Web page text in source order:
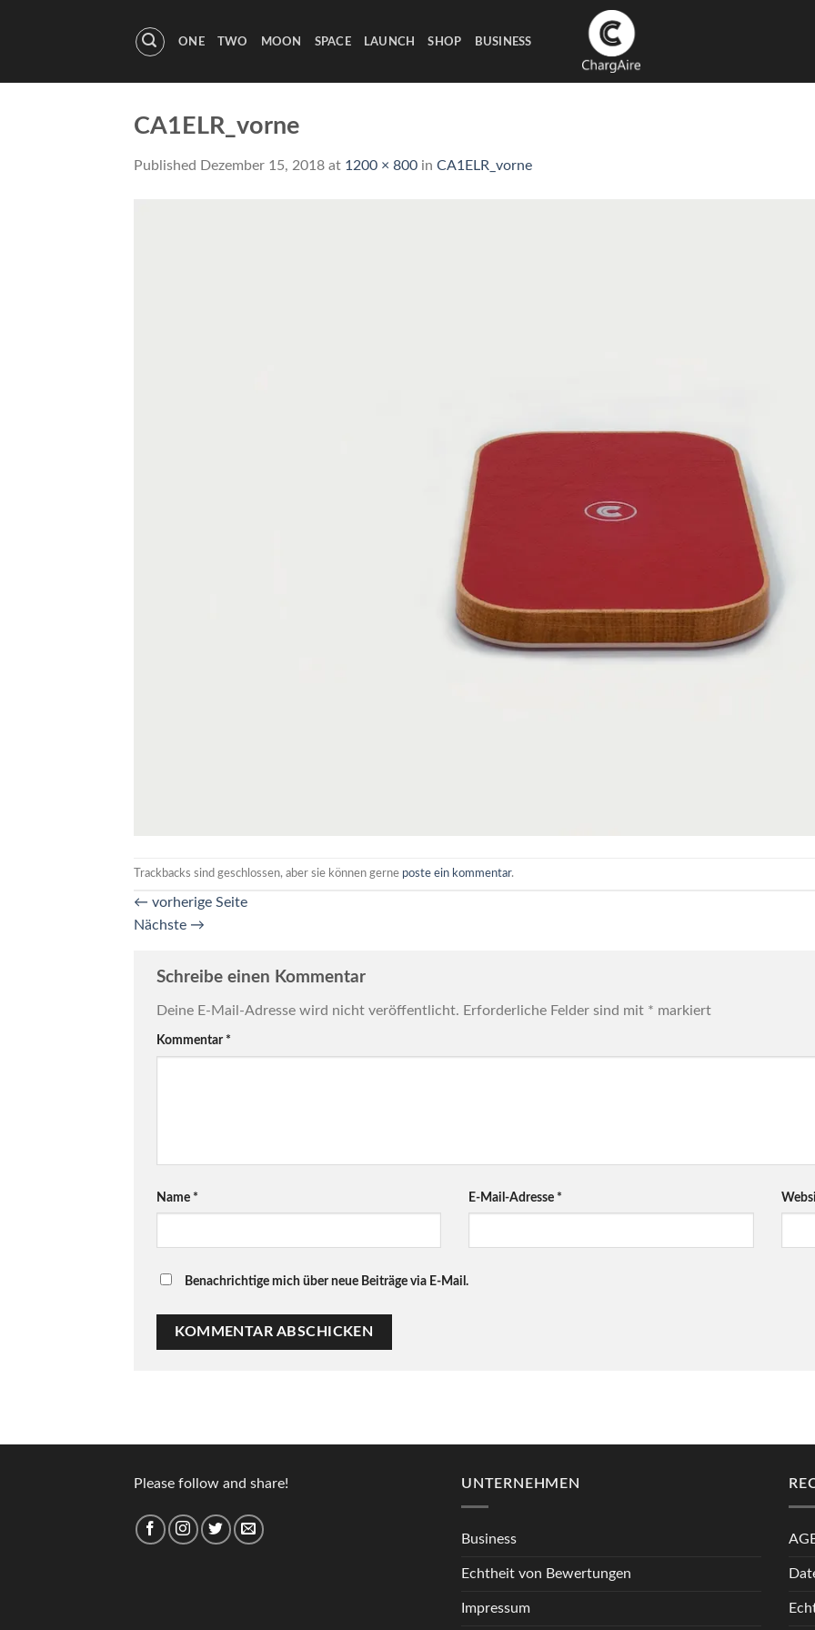
ONE TWO MOON SPACE LAUNCH SHOP BUSINESS
CA1ELR_vorne
Published Dezember 15, 2018 at 1200 × 800 in CA1ELR_vorne
Trackbacks sind geschlossen, aber sie können gerne poste ein kommentar.
← vorherige Seite
Nächste →
Schreibe einen Kommentar
Deine E-Mail-Adresse wird nicht veröffentlicht. Erforderliche Felder sind mit * markiert
Kommentar *
Name * E-Mail-Adresse *
Benachrichtige mich über neue Beiträge via E-Mail.
Please follow and share! UNTERNEHMEN
Business
Echtheit von Bewertungen
Impressum